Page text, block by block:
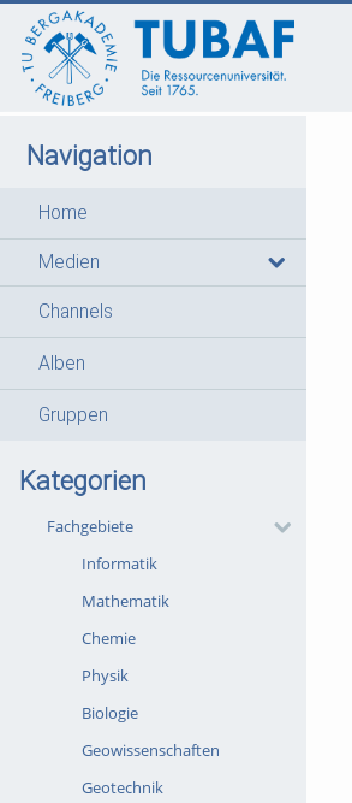
Navigation
Home
Medien
Channels
Alben
Gruppen
Kategorien
Fachgebiete
Informatik
Mathematik
Chemie
Physik
Biologie
Geowissenschaften
Geotechnik